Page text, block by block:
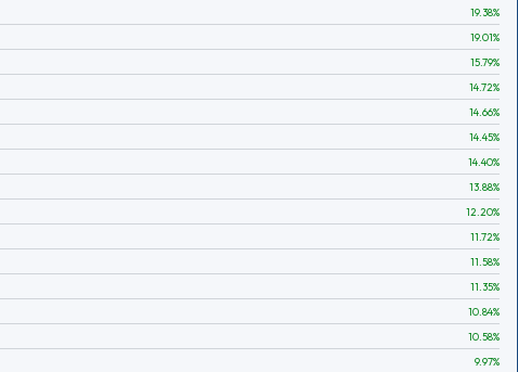
19.38%
19.01%
15.79%
14.72%
14.66%
14.45%
14.40%
13.88%
12.20%
11.72%
11.58%
11.35%
10.84%
10.58%
9.97%